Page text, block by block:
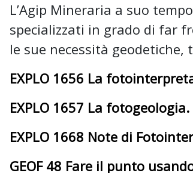
L’Agip Mineraria a suo
specializzati in grado di far
le sue necessità
EXPLO 1656 La
EXPLO 1657 La
EXPLO 1668 Note di
GEOF 48 Fare il punto